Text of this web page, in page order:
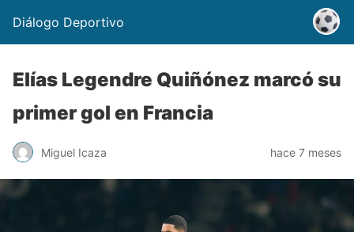
Diálogo Deportivo
Elías Legendre Quiñónez marcó su
primer gol en Francia
Miguel Icaza hace 7 meses